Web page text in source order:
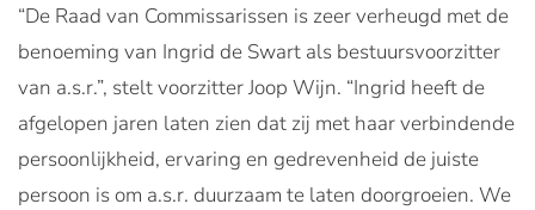
“De Raad van Commissarissen is zeer verheugd met de
benoeming van Ingrid de Swart als bestuursvoorzitter
van a.s.r.”, stelt voorzitter Joop Wijn. “Ingrid heeft de
afgelopen jaren laten zien dat zij met haar verbindende
persoonlijkheid, ervaring en gedrevenheid de juiste
persoon is om a.s.r. duurzaam te laten doorgroeien. We